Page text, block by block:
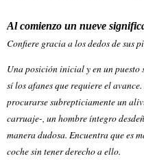
Al comienzo un nueve
Confiere gracia a los dedos de sus
Una posición inicial y en un puesto
sí los afanes que requiere el
procurarse subrepticiamente un
carruaje-, un hombre íntegro
manera dudosa. Encuentra que es
coche sin tener derecho a ello.